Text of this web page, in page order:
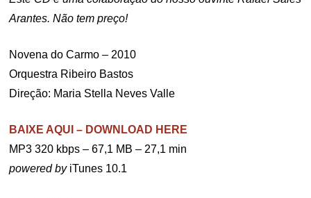
Arantes. Não tem preço!
Novena do Carmo – 2010
Orquestra Ribeiro Bastos
Direção: Maria Stella Neves Valle
BAIXE AQUI – DOWNLOAD HERE
MP3 320 kbps – 67,1 MB – 27,1 min
powered byiTunes 10.1